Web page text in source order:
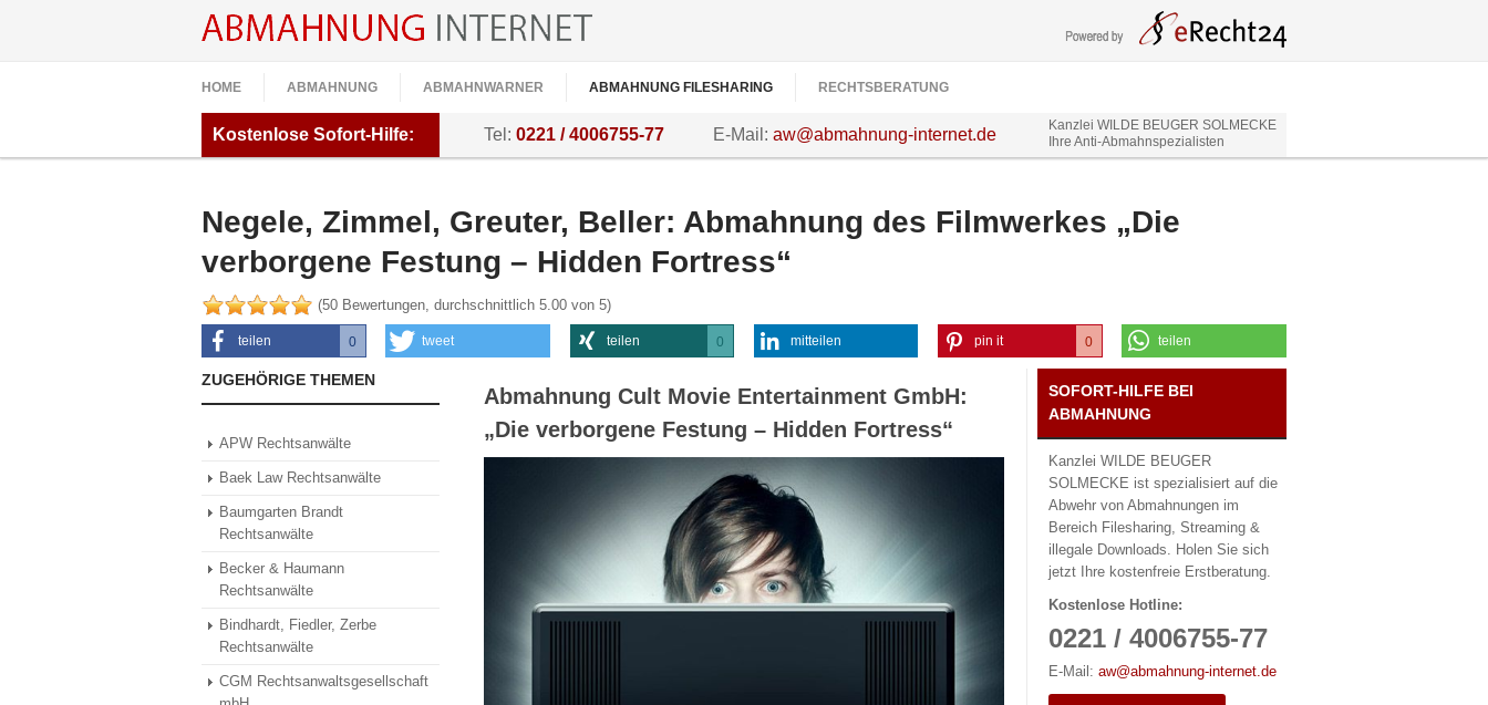
HOME ABMAHNUNG ABMAHNWARNER ABMAHNUNG FILESHARING RECHTSBERATUNG
Kostenlose Sofort-Hilfe: Tel: 0221 / 4006755-77 E-Mail: aw@abmahnung-internet.de
Kanzlei WILDE BEUGER SOLMECKE
Ihre Anti-Abmahnspezialisten
Negele, Zimmel, Greuter, Beller: Abmahnung des Filmwerkes „Die
verborgene Festung – Hidden Fortress“
(50 Bewertungen, durchschnittlich 5.00 von 5)
teilen 0
0 tweet teilen 0
0 mitteilen pin it 0
0 teilen
Abmahnung Cult Movie Entertainment GmbH:
„Die verborgene Festung – Hidden Fortress“
ZUGEHÖRIGE THEMEN
APW Rechtsanwälte
Baek Law Rechtsanwälte
Baumgarten Brandt
Rechtsanwälte
Becker & Haumann
Rechtsanwälte
Bindhardt, Fiedler, Zerbe
Rechtsanwälte
CGM Rechtsanwaltsgesellschaft
SOFORT-HILFE BEI
ABMAHNUNG
Kanzlei WILDE BEUGER
SOLMECKE ist spezialisiert auf die
Abwehr von Abmahnungen im
Bereich Filesharing, Streaming &
illegale Downloads. Holen Sie sich
jetzt Ihre kostenfreie Erstberatung.
Kostenlose Hotline:
0221 / 4006755-77
E-Mail: aw@abmahnung-internet.de